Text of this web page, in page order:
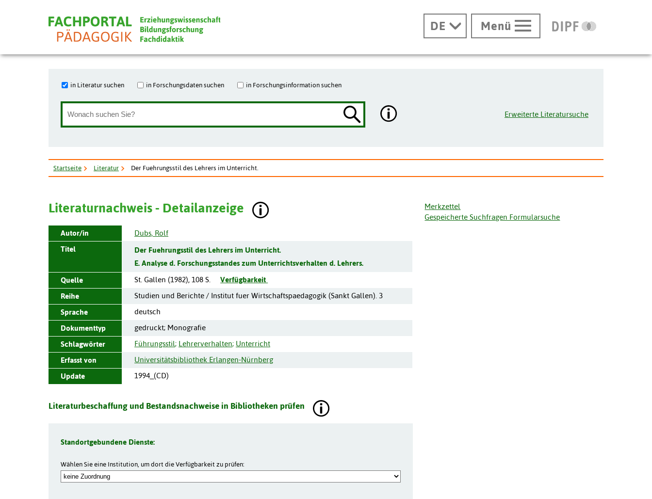
DE Menü
in Literatur suchen in Forschungsdaten suchen in Forschungsinformation suchen
Erweiterte Literatursuche
Startseite Literatur Der Fuehrungsstil des Lehrers im Unterricht.
Literaturnachweis - Detailanzeige
Merkzettel
Gespeicherte Suchfragen Formularsuche
Autor/in
Dubs, Rolf
Titel
Der Fuehrungsstil des Lehrers im Unterricht.
E. Analyse d. Forschungsstandes zum Unterrichtsverhalten d. Lehrers.
Quelle St. Gallen (1982), 108 S.
Verfügbarkeit
Reihe
Studien und Berichte / Institut fuer Wirtschaftspaedagogik (Sankt Gallen). 3
Sprache
deutsch
Dokumenttyp
gedruckt; Monografie
Schlagwörter
Führungsstil; Lehrerverhalten; Unterricht
Erfasst von
Universitätsbibliothek Erlangen-Nürnberg
Update
1994_(CD)
Literaturbeschaffung und Bestandsnachweise in Bibliotheken prüfen
Standortgebundene Dienste:
Wählen Sie eine Institution, um dort die Verfügbarkeit zu prüfen: